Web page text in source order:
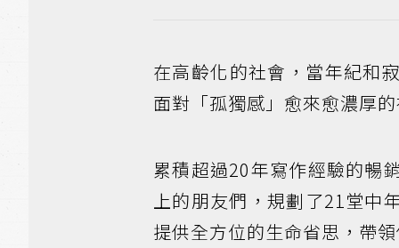
在高齡化的社會，當年紀和
面對「孤獨感」愈來愈濃厚
累積超過20年寫作經驗的暢
上的朋友們，規劃了21堂中
提供全方位的生命省思，帶